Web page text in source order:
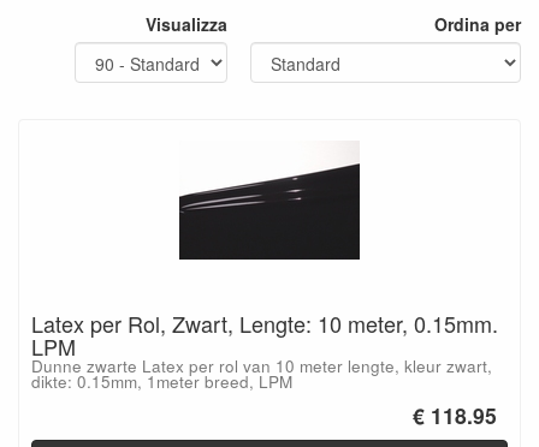
Visualizza Ordina per
Latex per Rol, Zwart, Lengte: 10 meter, 0.15mm.
LPM
Dunne zwarte Latex per rol van 10 meter lengte, kleur zwart,
dikte: 0.15mm, 1meter breed, LPM
€ 118.95